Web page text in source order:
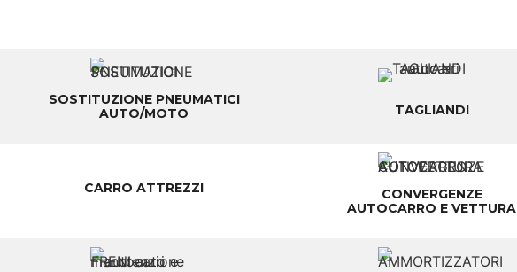
SOSTITUZIONE PNEUMATICI
AUTO/MOTO
TAGLIANDI
CARRO ATTREZZI
CONVERGENZE
AUTOCARRO E VETTURA